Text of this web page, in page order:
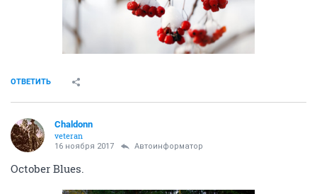
ОТВЕТИТЬ
Chaldonn
veteran
16 ноября 2017 Автоинформатор
October Blues.